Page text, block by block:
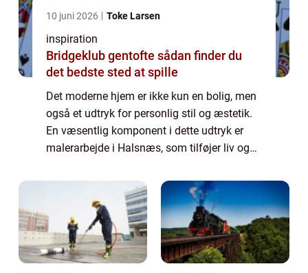
10 juni 2026 Toke Larsen
inspiration
Bridgeklub gentofte sådan finder du
det bedste sted at spille
Det moderne hjem er ikke kun en bolig, men
også et udtryk for personlig stil og æstetik.
En væsentlig komponent i dette udtryk er
malerarbejde i Halsnæs, som tilføjer liv og
dreje...